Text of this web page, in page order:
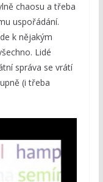
chaosu a třeba
uspořádání.
k nějakým
Lidé
správa se vrátí
(i třeba